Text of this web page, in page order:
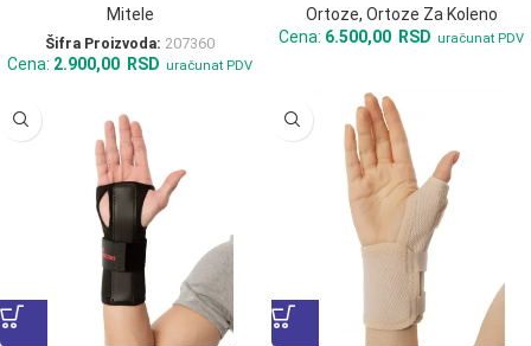
Mitele
Šifra Proizvoda: 207360
Cena: 2.900,00 RSD uračunat PDV
Ortoze, Ortoze Za Koleno
Cena: 6.500,00 RSD uračunat PDV